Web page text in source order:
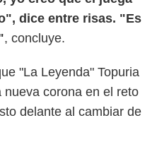
dice entre risas. "Es
, concluye.
"La Leyenda" Topuria
corona en el reto
delante al cambiar de